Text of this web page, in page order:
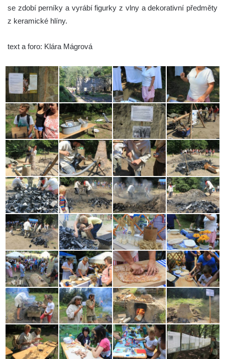
se zdobí perníky a vyrábí figurky z vlny a dekorativní předměty
z keramické hlíny.
text a foro: Klára Mágrová